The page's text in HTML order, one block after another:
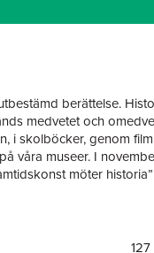
berättelse.
medvetet och
i skolböcker, genom
våra museer. I
möter
kom till under två
som en statlig
och strax efter det att